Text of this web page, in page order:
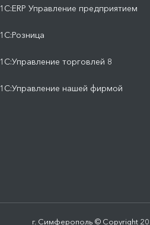
1С:ERP Управление предприятием
1С:Розница
1С:Управление торговлей 8
1С:Управление нашей фирмой
г. Симферополь © Copyright